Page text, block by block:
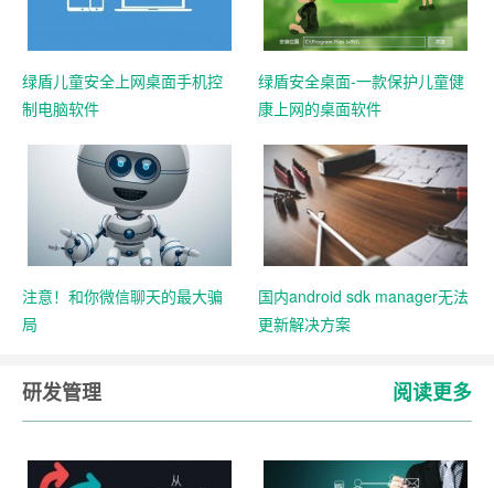
绿盾儿童安全上网桌面手机控
制电脑软件
绿盾安全桌面-一款保护儿童健
康上网的桌面软件
注意！和你微信聊天的最大骗
局
国内android sdk manager无法
更新解决方案
研发管理 阅读更多